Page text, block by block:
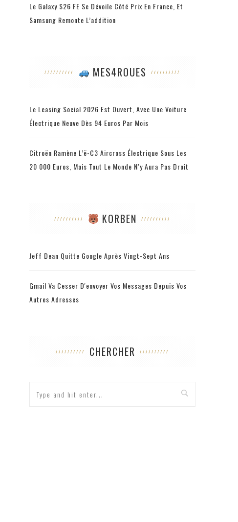
Le Galaxy S26 FE Se Dévoile Côté Prix En France, Et
Samsung Remonte L’addition
MES4ROUES
Le Leasing Social 2026 Est Ouvert, Avec Une Voiture
Électrique Neuve Dès 94 Euros Par Mois
Citroën Ramène L’ë-C3 Aircross Électrique Sous Les
20 000 Euros, Mais Tout Le Monde N’y Aura Pas Droit
KORBEN
Jeff Dean Quitte Google Après Vingt-Sept Ans
Gmail Va Cesser D'envoyer Vos Messages Depuis Vos
Autres Adresses
CHERCHER